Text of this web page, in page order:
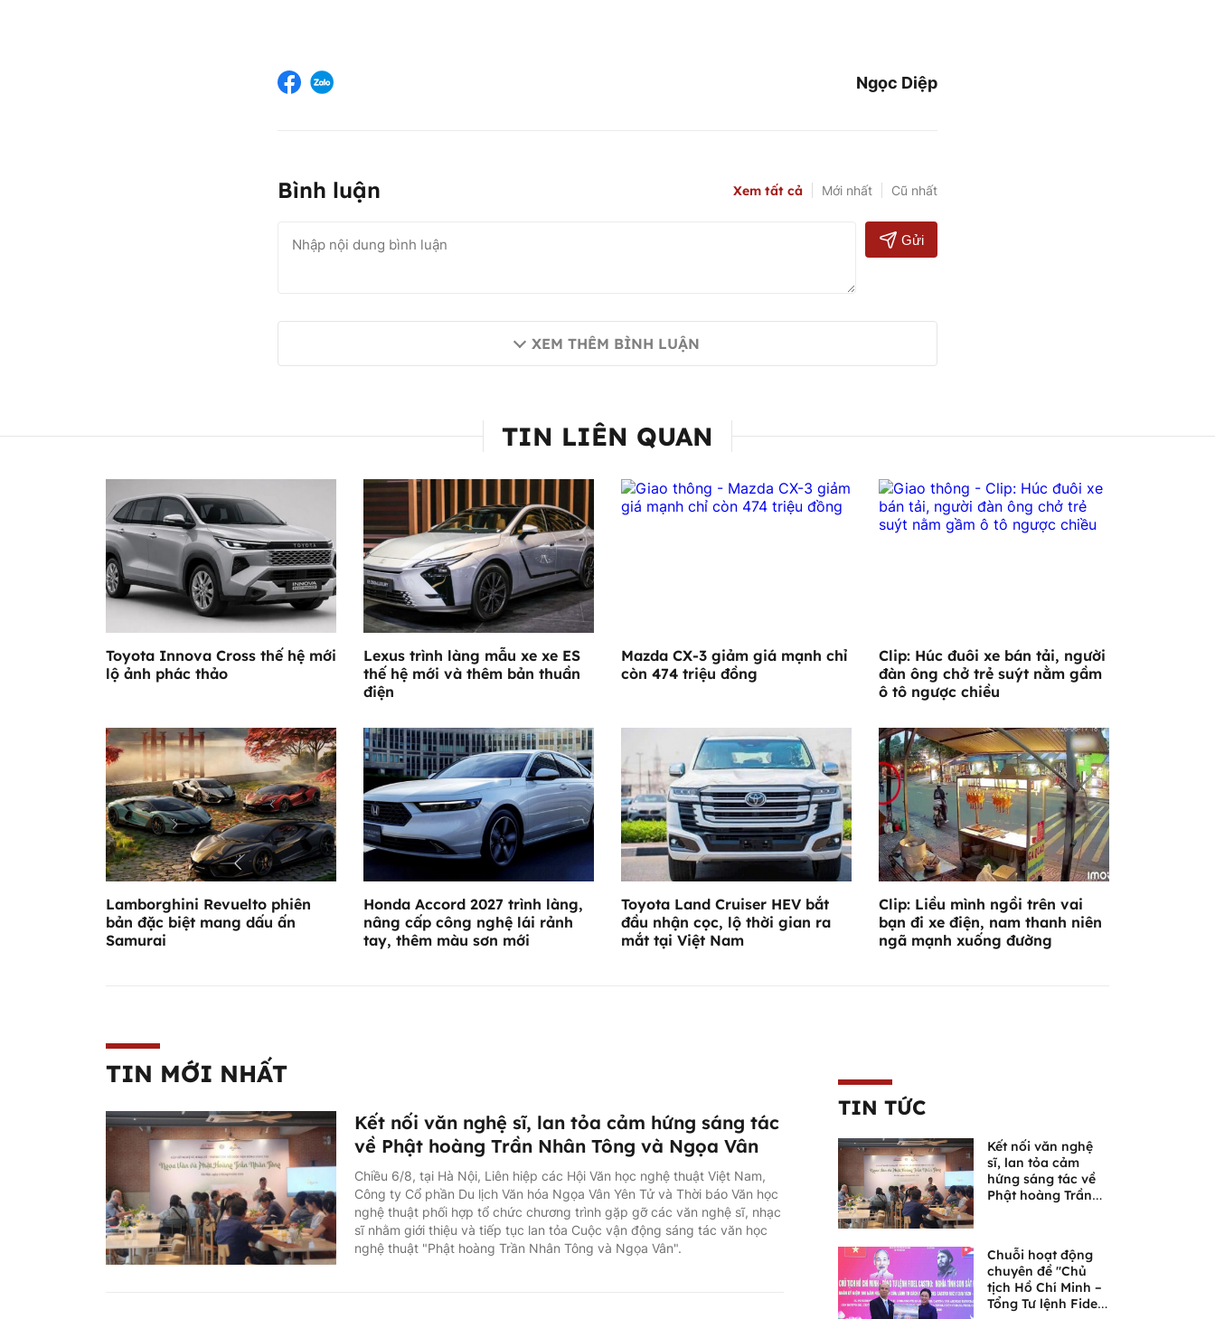
Ngọc Diệp
Bình luận Xem tất cả Mới nhất Cũ nhất
Gửi
XEM THÊM BÌNH LUẬN
TIN LIÊN QUAN
Toyota Innova Cross thế hệ mới
lộ ảnh phác thảo
Lexus trình làng mẫu xe xe ES
thế hệ mới và thêm bản thuần
điện
Mazda CX-3 giảm giá mạnh chỉ
còn 474 triệu đồng
Clip: Húc đuôi xe bán tải, người
đàn ông chở trẻ suýt nằm gầm
ô tô ngược chiều
Lamborghini Revuelto phiên
bản đặc biệt mang dấu ấn
Samurai
Honda Accord 2027 trình làng,
nâng cấp công nghệ lái rảnh
tay, thêm màu sơn mới
Toyota Land Cruiser HEV bắt
đầu nhận cọc, lộ thời gian ra
mắt tại Việt Nam
Clip: Liều mình ngồi trên vai
bạn đi xe điện, nam thanh niên
ngã mạnh xuống đường
TIN MỚI NHẤT
Kết nối văn nghệ sĩ, lan tỏa cảm hứng sáng tác
về Phật hoàng Trần Nhân Tông và Ngọa Vân
Chiều 6/8, tại Hà Nội, Liên hiệp các Hội Văn học nghệ thuật Việt Nam,
Công ty Cổ phần Du lịch Văn hóa Ngọa Vân Yên Tử và Thời báo Văn học
nghệ thuật phối hợp tổ chức chương trình gặp gỡ các văn nghệ sĩ, nhạc
sĩ nhằm giới thiệu và tiếp tục lan tỏa Cuộc vận động sáng tác văn học
nghệ thuật "Phật hoàng Trần Nhân Tông và Ngọa Vân".
TIN TỨC
Kết nối văn nghệ
sĩ, lan tỏa cảm
hứng sáng tác về
Phật hoàng Trần
Chuỗi hoạt động
chuyên đề "Chủ
tịch Hồ Chí Minh –
Tổng Tư lệnh Fidel